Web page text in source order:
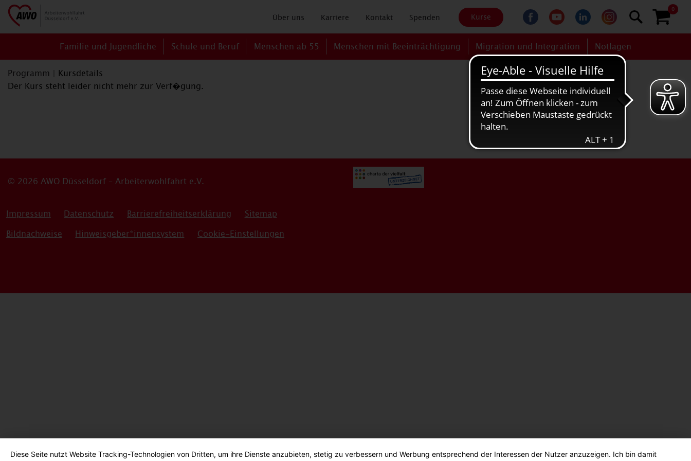
Über uns Karriere Kontakt Spenden Kurse
0
Familie und Jugendliche Schule und Beruf Menschen ab 55 Menschen mit Beeinträchtigung Migration und Integration Notlagen
Programm
Kursdetails
Der Kurs steht leider nicht mehr zur Verf�gung.
Impressum Datenschutz Barrierefreiheitserklärung
Sitemap
Bildnachweise
Hinweisgeber*innensystem Cookie-Einstellungen
© 2026 AWO Düsseldorf – Arbeiterwohlfahrt e.V.
Diese Seite nutzt Website Tracking-Technologien von Dritten, um ihre Dienste anzubieten, stetig zu verbessern und Werbung entsprechend der Interessen der Nutzer anzuzeigen. Ich bin damit